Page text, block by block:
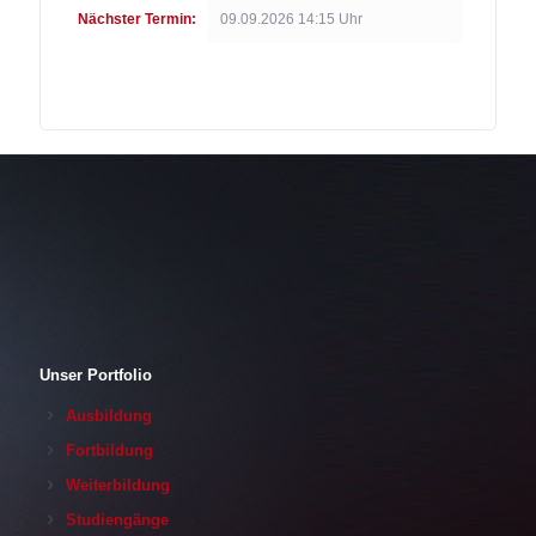
Nächster Termin: 09.09.2026 14:15 Uhr
Unser Portfolio
Ausbildung
Fortbildung
Weiterbildung
Studiengänge